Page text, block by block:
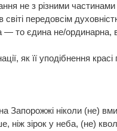
не з різними
передовсім
то єдина не/ординарна,
як її уподібнення
ніколи (не)
ніж зірок у неба, (не)